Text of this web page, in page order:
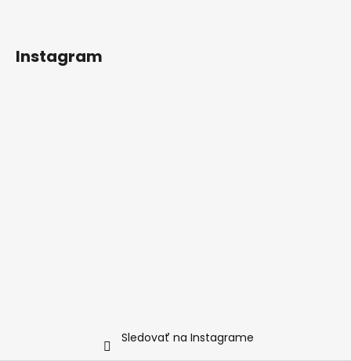
Instagram
Sledovať na Instagrame